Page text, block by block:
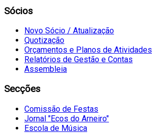
Sócios
Novo Sócio / Atualização
Quotização
Orçamentos e Planos de Atividades
Relatórios de Gestão e Contas
Assembleia
Secções
Comissão de Festas
Jornal "Ecos do Arneiro"
Escola de Música